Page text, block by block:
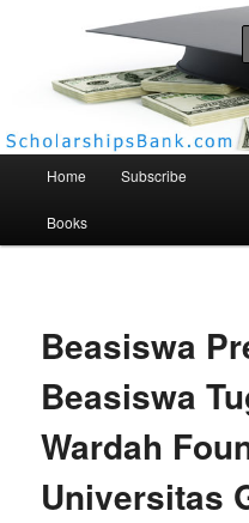
Scholarships
Home Subscribe
Books
Beasiswa
Beasiswa
Wardah
Universitas